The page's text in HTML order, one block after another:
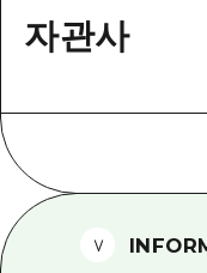
치유
반
1박
2박
외
자관사